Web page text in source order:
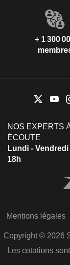
+ 1 300
NOS EXPERTS
ÉCOUTE
Lundi -
18h
Mentions légales
Copyright © 2026
Les cotations